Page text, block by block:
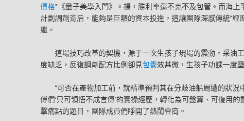
價格*《量子美學入門》。揚，勝利率還不克不及包管。而海上
計劃調劑背后，能夠是巨額的資本投進，這讓團隊深感傳統“經
繼。
這場技巧改革的契機，源于一次生孩子現場的震動，采油
度缺乏，反復調劑配方比例卻見包養效甚微，生孩子功課一度
“可否在產物加工前，就精準預判其在分歧油躲周遭的狀況
傅們‘只可領悟不成言傳’的實操經歷，轉化為可盤算、可復用的
擊痛點的題目，團隊成員們睜開了熱鬧會商。